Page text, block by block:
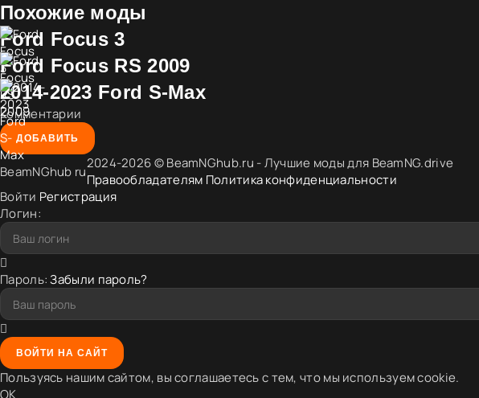
Похожие моды
Ford Focus 3
Ford Focus RS 2009
2014-2023 Ford S-Max
Комментарии
ДОБАВИТЬ
BeamNGhub ru2024-2026 © BeamNGhub.ru - Лучшие моды для BeamNG.drive
Правообладателям Политика конфиденциальности
Войти Регистрация
Логин:
Пароль:Забыли пароль?
ВОЙТИ НА САЙТ
Пользуясь нашим сайтом, вы соглашаетесь с тем, что мы используем cookie.
OK